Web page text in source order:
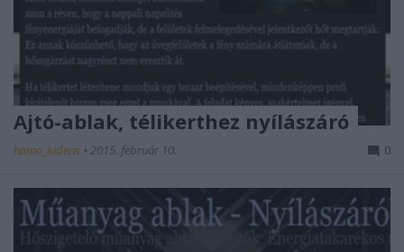
Ajtó-ablak, télikerthez nyílászáró
homo_ludens • 2015. február 10. 0